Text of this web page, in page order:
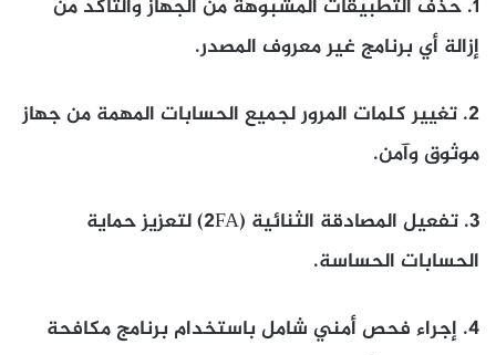
1. حذف التطبيقات المشبوهة من الجهاز والتأكد من
إزالة أي برنامج غير معروف المصدر.
2. تغيير كلمات المرور لجميع الحسابات المهمة من جهاز
موثوق وآمن.
3.
تفعيل المصادقة الثنائية (2FA) لتعزيز حماية
الحسابات الحساسة.
4. إجراء فحص أمني شامل باستخدام برنامج مكافحة